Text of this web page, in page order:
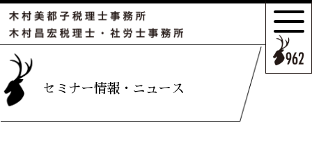
セミナー情報・ニュース